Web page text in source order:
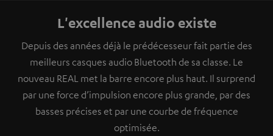
L'excellence audio existe
Depuis des années déjà le prédécesseur fait partie des
meilleurs casques audio Bluetooth de sa classe. Le
nouveau REAL met la barre encore plus haut. Il surprend
par une force d’impulsion encore plus grande, par des
basses précises et par une courbe de fréquence
optimisée.